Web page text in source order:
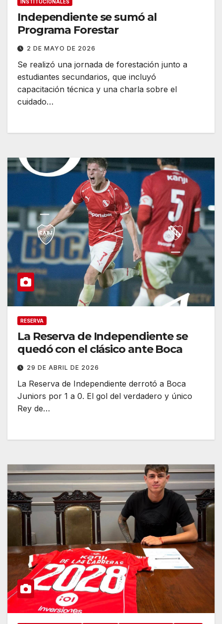
INSTITUCIONALES
Independiente se sumó al
Programa Forestar
2 DE MAYO DE 2026
Se realizó una jornada de forestación junto a
estudiantes secundarios, que incluyó
capacitación técnica y una charla sobre el
cuidado…
RESERVA
La Reserva de Independiente se
quedó con el clásico ante Boca
29 DE ABRIL DE 2026
La Reserva de Independiente derrotó a Boca
Juniors por 1 a 0. El gol del verdadero y único
Rey de…